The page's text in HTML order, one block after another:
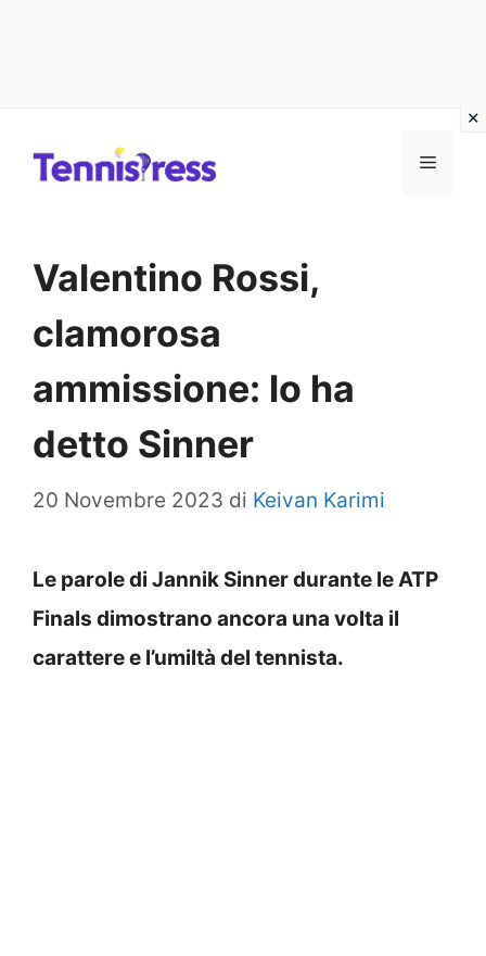
MENU
Valentino Rossi,
clamorosa
ammissione: lo ha
detto Sinner
20 Novembre 2023 di Keivan Karimi
Le parole di Jannik Sinner durante le ATP
Finals dimostrano ancora una volta il
carattere e l’umiltà del tennista.